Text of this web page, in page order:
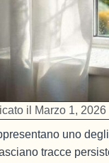
il
Marzo 1, 2026
uno
tracce